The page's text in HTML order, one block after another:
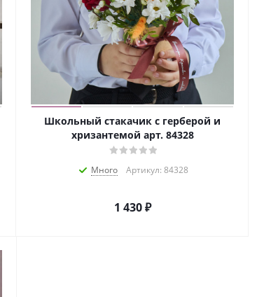
Школьный стакачик с герберой и
хризантемой арт. 84328
Много Артикул: 84328
1 430₽